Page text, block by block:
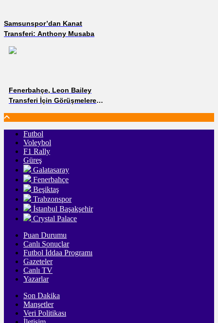
Samsunspor’dan Kanat
Transferi: Anthony Musaba
Fenerbahçe, Leon Bailey
Transferi İçin Görüşmelere
Futbol
Voleybol
F1 Rally
Güreş
Galatasaray
Fenerbahçe
Beşiktaş
Trabzonspor
İstanbul Başakşehir
Crystal Palace
Puan Durumu
Canlı Sonuçlar
Futbol İddaa Programı
Gazeteler
Canlı TV
Yazarlar
Son Dakika
Manşetler
Veri Politikası